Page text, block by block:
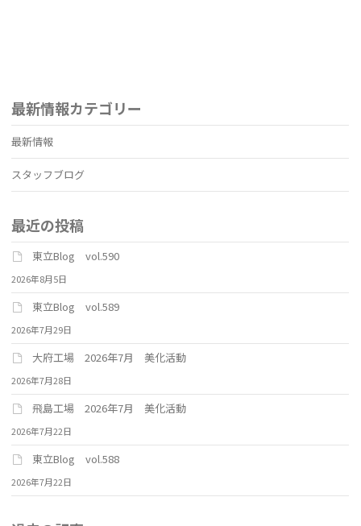
最新情報カテゴリー
最新情報
スタッフブログ
最近の投稿
東立Blog vol.590
2026年8月5日
東立Blog vol.589
2026年7月29日
大府工場 2026年7月 美化活動
2026年7月28日
飛島工場 2026年7月 美化活動
2026年7月22日
東立Blog vol.588
2026年7月22日